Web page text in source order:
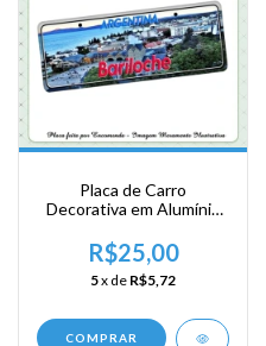
Placa de Carro
Decorativa em Alumínio
- Bariloche
R$25,00
5x de R$5,72
COMPRAR